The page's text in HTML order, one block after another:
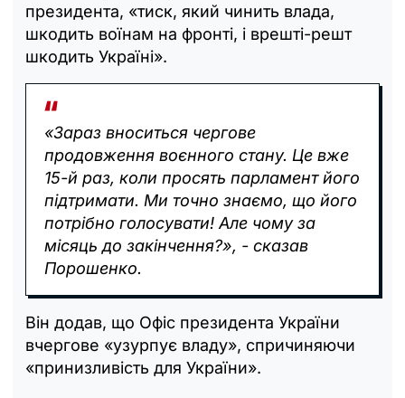
президента, «тиск, який чинить влада,
шкодить воїнам на фронті, і врешті-решт
шкодить Україні».
«Зараз вноситься чергове
продовження воєнного стану. Це вже
15-й раз, коли просять парламент його
підтримати. Ми точно знаємо, що його
потрібно голосувати! Але чому за
місяць до закінчення?», - сказав
Порошенко.
Він додав, що Офіс президента України
вчергове «узурпує владу», спричиняючи
«принизливість для України».